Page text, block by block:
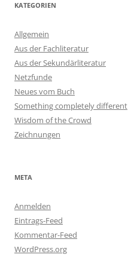
KATEGORIEN
Allgemein
Aus der Fachliteratur
Aus der Sekundärliteratur
Netzfunde
Neues vom Buch
Something completely different
Wisdom of the Crowd
Zeichnungen
META
Anmelden
Eintrags-Feed
Kommentar-Feed
WordPress.org